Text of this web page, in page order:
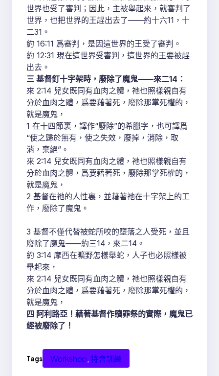
世界也受了審判；因此，主被舉起來，就審判了
世界，也把世界的王趕出去了——約十六11，十
二31。
約 16:11 爲審判，是因這世界的王受了審判。
約 12:31 現在這世界受審判，這世界的王要被趕
出去。
三 基督釘十字架時，廢除了魔鬼——來二14：
來 2:14 兒女既同有血肉之體，祂也照樣親自有
分於血肉之體，爲要藉著死，廢除那掌死權的，
就是魔鬼，
1 在十四節裏，譯作“廢除”的希臘字，也可譯爲
“使之歸於無有，使之失效，廢掉，消除，取
消，棄絕”。
來 2:14 兒女既同有血肉之體，祂也照樣親自有
分於血肉之體，爲要藉著死，廢除那掌死權的，
就是魔鬼，
2 基督在祂的人性裏，並藉著祂在十字架上的工
作，廢除了魔鬼。
3 基督不僅代替被蛇所咬的墮落之人受死，並且
廢除了魔鬼——約三14，來二14。
約 3:14 摩西在曠野怎樣舉蛇，人子也必照樣被
舉起來，
來 2:14 兒女既同有血肉之體，祂也照樣親自有
分於血肉之體，爲要藉著死，廢除那掌死權的，
就是魔鬼，
四 阿利路亞！藉著基督作贖罪祭的實際，魔鬼已
經被廢除了！
Tags Workshop, 特會訓練